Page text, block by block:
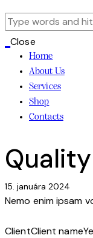
Close
Home
About Us
Services
Shop
Contacts
facebook-
1
twitter-
x
dribble-
new
instagram
15. januára 2024
Nemo enim ipsam
ClientClient name